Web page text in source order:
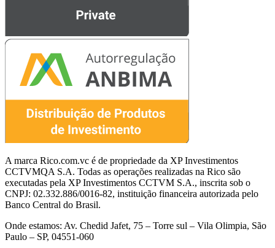
A marca Rico.com.vc é de propriedade da XP Investimentos
CCTVMQA S.A. Todas as operações realizadas na Rico são
executadas pela XP Investimentos CCTVM S.A., inscrita sob o
CNPJ: 02.332.886/0016-82, instituição financeira autorizada pelo
Banco Central do Brasil.
Onde estamos: Av. Chedid Jafet, 75 – Torre sul – Vila Olimpia, São
Paulo – SP, 04551-060